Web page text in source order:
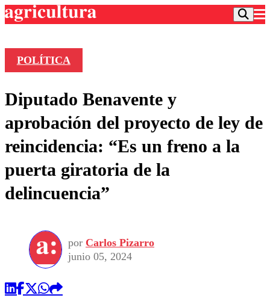
Frecuencias
Agricultura TV
Deportes
Colo Colo
Motor
Otros Deportes
Seleccion Chilena
Universidad Católica
Universidad de Chile
Entretención
Noticias
Dato Practico
Economía
Política
Sustentabilidad
Vida Social
Publicaciones en medios
Comercial
POLÍTICA
Diputado Benavente y
aprobación del proyecto de ley de
reincidencia: “Es un freno a la
puerta giratoria de la
delincuencia”
por Carlos Pizarro
junio 05, 2024